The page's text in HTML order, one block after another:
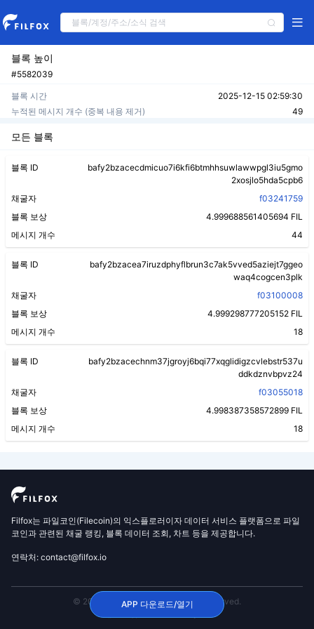
블록 높이
#5582039
블록 시간
2025-12-15 02:59:30
누적된 메시지 개수 (중복 내용 제거)
49
모든 블록
블록 ID
bafy2bzacecdmicuo7i6kfi6btmhhsuwlawwpgl3iu5gmo
2xosjlo5hda5cpb6
채굴자
f03241759
블록 보상
4.999688561405694 FIL
메시지 개수
44
블록 ID
bafy2bzacea7iruzdphyflbrun3c7ak5vved5aziejt7ggeo
waq4cogcen3plk
채굴자
f03100008
블록 보상
4.999298777205152 FIL
메시지 개수
18
블록 ID
bafy2bzacechnm37jgroyj6bqi77xqglidigzcvlebstr537u
ddkdznvbpvz24
채굴자
f03055018
블록 보상
4.998387358572899 FIL
메시지 개수
18
Filfox는 파일코인(Filecoin)의 익스플로러이자 데이터 서비스 플랫폼으로 파일
코인과 관련된 채굴 랭킹, 블록 데이터 조회, 차트 등을 제공합니다.
연락처: contact@filfox.io
© 2020 FilFox Project. All Rights Reserved.
APP 다운로드/열기